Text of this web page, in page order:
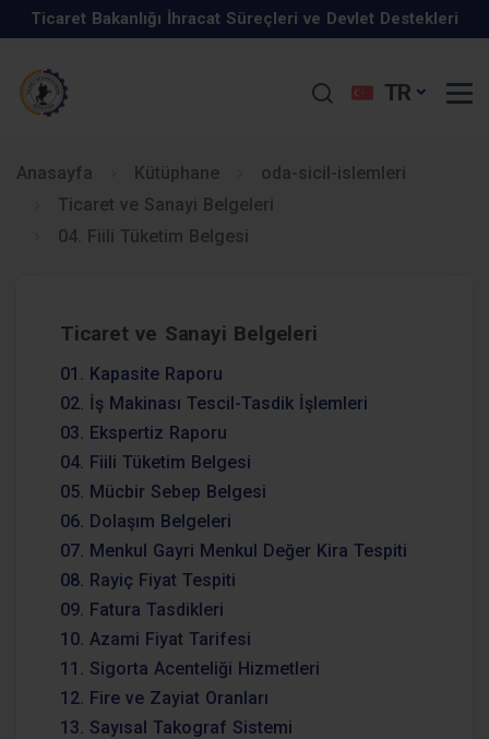
Ticaret Bakanlığı İhracat Süreçleri ve Devlet Destekleri
Kurumlar vergisi beyanname süresi uzatıldı.
Özbekistan
KOSGEB Kapasite Geliştirme Destek Programı
Mayıs 2025 Elektronik Sohbet Toplantıları
GIDA SATIŞ VE TOPLU TÜKETİM YERLERİNDE KAREKOD
İhracat Uzmanlığı Programı
29 Ocak - 4 Şubat 2026 tarihleri arasında ekonomiye dair
öne çıkan düzenlemeler
Enflasyon Düzeltmesi Hakkında
TR
Anasayfa Kütüphane
oda-sicil-islemleri
Ticaret ve Sanayi Belgeleri
04. Fiili Tüketim Belgesi
Ticaret ve Sanayi Belgeleri
01. Kapasite Raporu
02. İş Makinası Tescil-Tasdik İşlemleri
03. Ekspertiz Raporu
04. Fiili Tüketim Belgesi
05. Mücbir Sebep Belgesi
06. Dolaşım Belgeleri
07. Menkul Gayri Menkul Değer Kira Tespiti
08. Rayiç Fiyat Tespiti
09. Fatura Tasdikleri
10. Azami Fiyat Tarifesi
11. Sigorta Acenteliği Hizmetleri
12. Fire ve Zayiat Oranları
13. Sayısal Takograf Sistemi